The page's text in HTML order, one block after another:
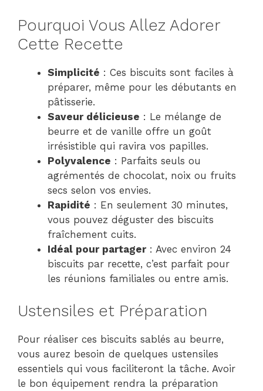
Pourquoi Vous Allez Adorer
Cette Recette
Simplicité : Ces biscuits sont faciles à
préparer, même pour les débutants en
pâtisserie.
Saveur délicieuse : Le mélange de
beurre et de vanille offre un goût
irrésistible qui ravira vos papilles.
Polyvalence : Parfaits seuls ou
agrémentés de chocolat, noix ou fruits
secs selon vos envies.
Rapidité : En seulement 30 minutes,
vous pouvez déguster des biscuits
fraîchement cuits.
Idéal pour partager: Avec environ 24
biscuits par recette, c’est parfait pour
les réunions familiales ou entre amis.
Ustensiles et Préparation
Pour réaliser ces biscuits sablés au beurre,
vous aurez besoin de quelques ustensiles
essentiels qui vous faciliteront la tâche. Avoir
le bon équipement rendra la préparation